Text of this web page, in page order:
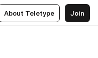
About Teletype Join